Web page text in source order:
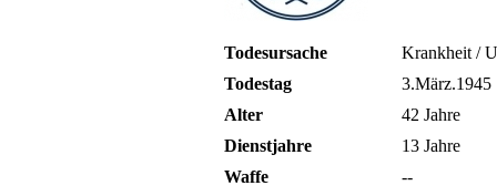
Todesursache
Krankheit /
Todestag
3.März.1945
Alter
42 Jahre
Dienstjahre
13 Jahre
Waffe
--